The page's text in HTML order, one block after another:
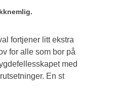
fortjener litt ekstra
for alle som bor på
med
En st